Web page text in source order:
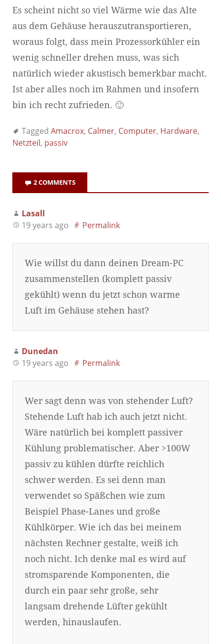
Es scheint nicht so viel Wärme wie das Alte
aus dem Gehäuse herauszutransportieren,
woraus folgt, dass mein Prozessorkühler ein
wenig schneller drehen muss, was sich
natürlich wieder akustisch bemerkbar macht.
Ist aber alles noch im Rahmen und insofern
bin ich recht zufrieden. 🙂
Tagged Amacrox, Calmer, Computer, Hardware,
Netzteil, passiv
2 COMMENTS
Lasall
19 years ago
Permalink
Wie willst du dann deinen Dream-PC
zusammenstellen (komplett passiv
gekühlt) wenn du jetzt schon warme
Luft im Gehäuse stehen hast?
Dunedan
19 years ago
Permalink
Wer sagt denn was von stehender Luft?
Stehende Luft hab ich auch jetzt nicht.
Wäre natürlich bei komplett passiver
Kühlung problematischer. Aber >100W
passiv zu kühlen dürfte reichlich
schwer werden. Es sei denn man
verwendet so Späßchen wie zum
Beispiel Phase-Lanes und große
Kühlkörper. Wie ich das bei meinem
nächsten Rechner gestalte, weiß ich
noch nicht. Ich denke mal es wird auf
stromsparende Komponenten, die
durch ein paar sehr große, sehr
langsam drehende Lüfter gekühlt
werden, hinauslaufen.